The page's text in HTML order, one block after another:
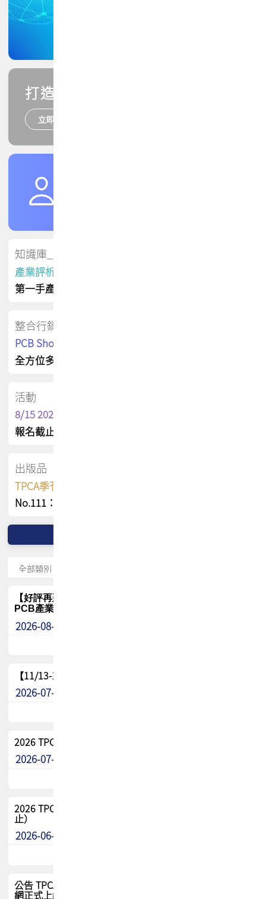
打造您的PCB專業技能
立即報名
知識庫_會員專屬
產業評析報告
第一手產業資訊
整合行銷
PCB Shop 採購指南
全方位多元曝光方案
活動
8/15 2026 TPCA健康盃保齡球聯誼賽
報名截止日 : 8/3 活動日期 : 8/15
出版品
TPCA季刊 FREE 線上版
No.111：PCB全球風險布局與韌性
【好評再延長】PCB GPT 全面開放體驗延長到8月!!
PCB產業專屬 AI 知識平台
2026-08-04
【11/13-15】2026 TPCA 百岳登頂_南橫三星
2026-07-22
2026 TPCA中南區會員問卷暨7/31交流餐敘報名
2026-07-08
2026 TPCA健康盃保齡球聯誼賽 熱烈報名中（8/3報名截
止）
2026-06-29
公告 TPCA 台灣電路板協會官網將迎來新面貌，7/1 新官
網正式上線！